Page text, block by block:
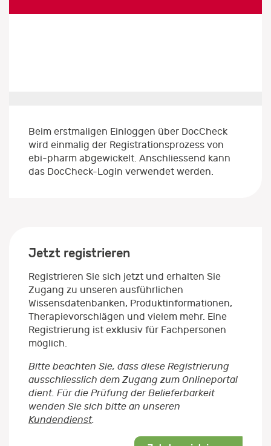
Beim erstmaligen Einloggen über DocCheck
wird einmalig der Registrationsprozess von
ebi-pharm abgewickelt. Anschliessend kann
das DocCheck-Login verwendet werden.
Jetzt registrieren
Registrieren Sie sich jetzt und erhalten Sie
Zugang zu unseren ausführlichen
Wissensdatenbanken, Produktinformationen,
Therapievorschlägen und vielem mehr. Eine
Registrierung ist exklusiv für Fachpersonen
möglich.
Bitte beachten Sie, dass diese Registrierung
ausschliesslich dem Zugang zum Onlineportal
dient. Für die Prüfung der Belieferbarkeit
wenden Sie sich bitte an unseren
Kundendienst.